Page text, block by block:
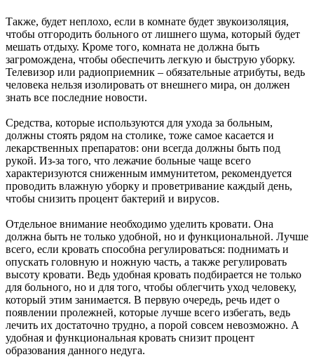
Также, будет неплохо, если в комнате будет звукоизоляция,
чтобы отгородить больного от лишнего шума, который будет
мешать отдыху. Кроме того, комната не должна быть
загромождена, чтобы обеспечить легкую и быструю уборку.
Телевизор или радиоприемник – обязательные атрибуты, ведь
человека нельзя изолировать от внешнего мира, он должен
знать все последние новости.
Средства, которые используются для ухода за больным,
должны стоять рядом на столике, тоже самое касается и
лекарственных препаратов: они всегда должны быть под
рукой. Из-за того, что лежачие больные чаще всего
характеризуются сниженным иммунитетом, рекомендуется
проводить влажную уборку и проветривание каждый день,
чтобы снизить процент бактерий и вирусов.
Отдельное внимание необходимо уделить кровати. Она
должна быть не только удобной, но и функциональной. Лучше
всего, если кровать способна регулироваться: поднимать и
опускать головную и ножную часть, а также регулировать
высоту кровати. Ведь удобная кровать подбирается не только
для больного, но и для того, чтобы облегчить уход человеку,
который этим занимается. В первую очередь, речь идет о
появлении пролежней, которые лучше всего избегать, ведь
лечить их достаточно трудно, а порой совсем невозможно. А
удобная и функциональная кровать снизит процент
образования данного недуга.